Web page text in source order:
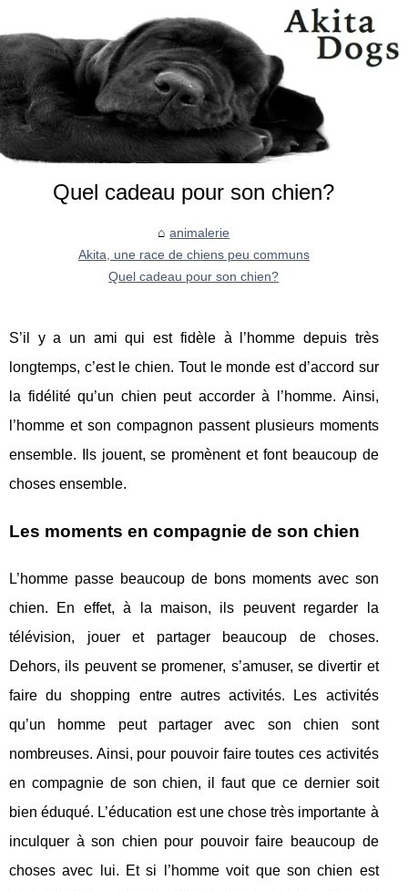
Quel cadeau pour son chien?
animalerie
Akita, une race de chiens peu communs
Quel cadeau pour son chien?
S’il y a un ami qui est fidèle à l’homme depuis très
longtemps, c’est le chien. Tout le monde est d’accord sur
la fidélité qu’un chien peut accorder à l’homme. Ainsi,
l’homme et son compagnon passent plusieurs moments
ensemble. Ils jouent, se promènent et font beaucoup de
choses ensemble.
Les moments en compagnie de son chien
L’homme passe beaucoup de bons moments avec son
chien. En effet, à la maison, ils peuvent regarder la
télévision, jouer et partager beaucoup de choses.
Dehors, ils peuvent se promener, s’amuser, se divertir et
faire du shopping entre autres activités. Les activités
qu’un homme peut partager avec son chien sont
nombreuses. Ainsi, pour pouvoir faire toutes ces activités
en compagnie de son chien, il faut que ce dernier soit
bien éduqué. L’éducation est une chose très importante à
inculquer à son chien pour pouvoir faire beaucoup de
choses avec lui. Et si l’homme voit que son chien est